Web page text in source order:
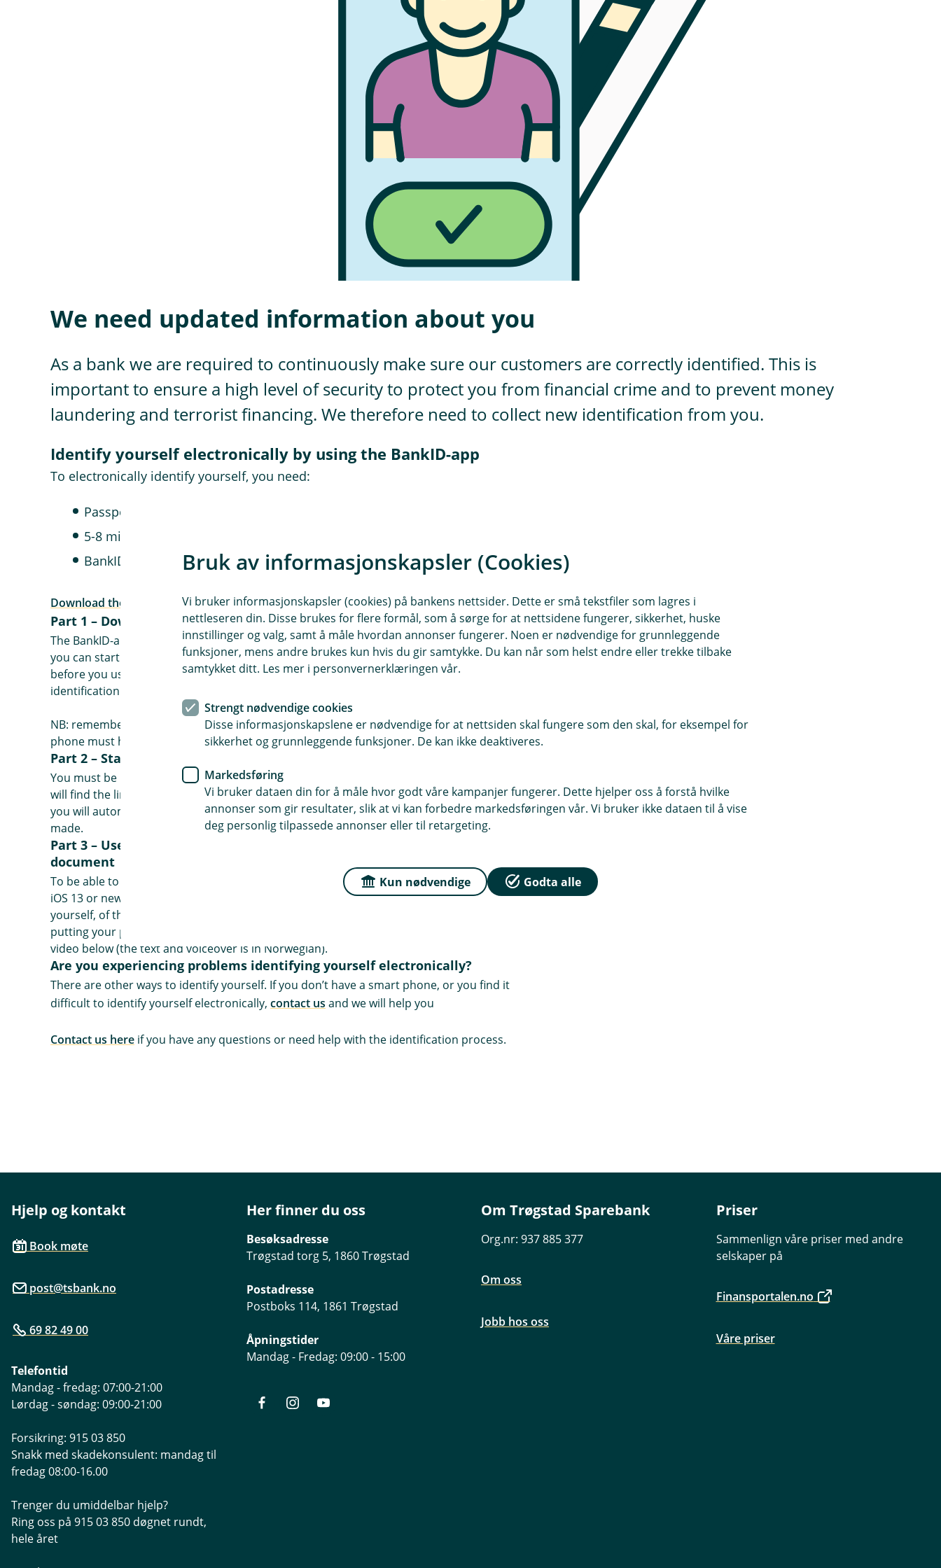
We need updated information about you
As a bank we are required to continuously make sure our customers are correctly identified. This is
important to ensure a high level of security to protect you from financial crime and to prevent money
laundering and terrorist financing. We therefore need to collect new identification from you.
Identify yourself electronically by using the BankID-app
To electronically identify yourself, you need:
Passport or National Identity Card
5-8 minutes
BankID-app
Download the BankID-app here
Part 1 – Download the BankID-app and find your passport or identity card
The BankID-app must be downloaded to your phone from Google Play or App Store before
you can start the identification process (ID-check). You don’t have to activate the app
before you use it. You need to use either your passport or national identity-card in the
identification process.
NB: remember to check that your passport/identity-card is valid before you start. Your
phone must have iOS 13 or newer, Android need to have 7.0 or newer.
Part 2 – Start the ID-check and chose identification method
You must be logged in to the mobile bank to start the identification process (ID-check). You
will find the link under Profil, and Legitimer deg. When you start the identification process
you will automatically be transferred to the BankID-app where ID-check will be completed
made.
Part 3 – Use your mobile phone to take a selfie, and to scan your ID
document
To be able to scan a photo of yourself, you must have a smart phone (iPhone must have
iOS 13 or newer, Android must have 7.0 or newer). You will be asked to take a photo of
yourself, of the photo-page in your passport, as well as scan the chip in your passport (by
putting your phone on top of your passport). You can see how this is done by watching the
video below (the text and voiceover is in Norwegian).
Are you experiencing problems identifying yourself electronically?
There are other ways to identify yourself. If you don’t have a smart phone, or you find it
difficult to identify yourself electronically, contact us and we will help you
Contact us here if you have any questions or need help with the identification process.
Hjelp og kontakt
Book møte
post@tsbank.no
69 82 49 00
Telefontid
Mandag - fredag: 07:00-21:00
Lørdag - søndag: 09:00-21:00
Forsikring: 915 03 850
Snakk med skadekonsulent: mandag til
fredag 08:00-16.00
Trenger du umiddelbar hjelp?
Ring oss på 915 03 850 døgnet rundt,
hele året
Her finner du oss
Besøksadresse
Trøgstad torg 5, 1860 Trøgstad
Postadresse
Postboks 114, 1861 Trøgstad
Åpningstider
Mandag - Fredag: 09:00 - 15:00
Om Trøgstad Sparebank
Org.nr: 937 885 377
Om oss
Jobb hos oss
Priser
Sammenlign våre priser med andre
selskaper på
Finansportalen.no
Våre priser
Bruk av informasjonskapsler (Cookies)
Vi bruker informasjonskapsler (cookies) på bankens nettsider. Dette er små tekstfiler som lagres i
nettleseren din. Disse brukes for flere formål, som å sørge for at nettsidene fungerer, sikkerhet, huske
innstillinger og valg, samt å måle hvordan annonser fungerer. Noen er nødvendige for grunnleggende
funksjoner, mens andre brukes kun hvis du gir samtykke. Du kan når som helst endre eller trekke tilbake
samtykket ditt. Les mer i personvernerklæringen vår.
Strengt nødvendige cookies
Disse informasjonskapslene er nødvendige for at nettsiden skal fungere som den skal, for eksempel for
sikkerhet og grunnleggende funksjoner. De kan ikke deaktiveres.
Markedsføring
Vi bruker dataen din for å måle hvor godt våre kampanjer fungerer. Dette hjelper oss å forstå hvilke
annonser som gir resultater, slik at vi kan forbedre markedsføringen vår. Vi bruker ikke dataen til å vise
deg personlig tilpassede annonser eller til retargeting.
Kun nødvendige Godta alle